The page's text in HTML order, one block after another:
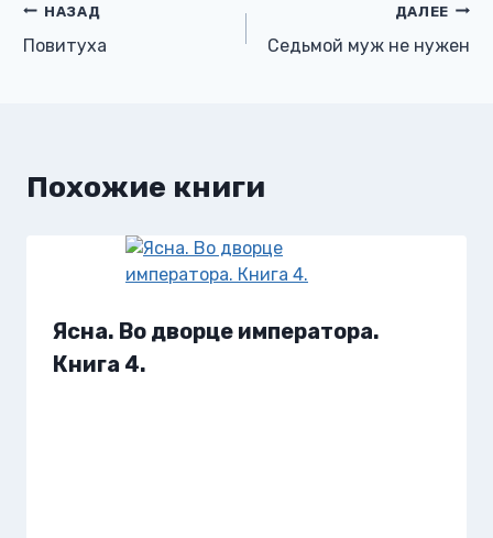
Навигация
по
НАЗАД
Повитуха
ДАЛЕЕ
Седьмой муж не нужен
Похожие книги
Ясна. Во дворце императора.
Книга 4.